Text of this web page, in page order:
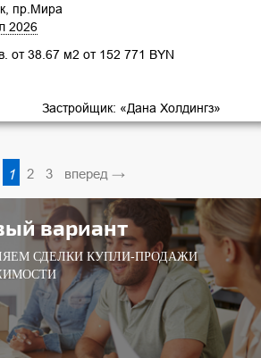
пр.Мира
2026
кв. от 38.67 м2 от 152 771 BYN
«Дана Холдингз»
1 2 3 вперед →
вариант
СДЕЛКИ КУПЛИ-ПРОДАЖИ